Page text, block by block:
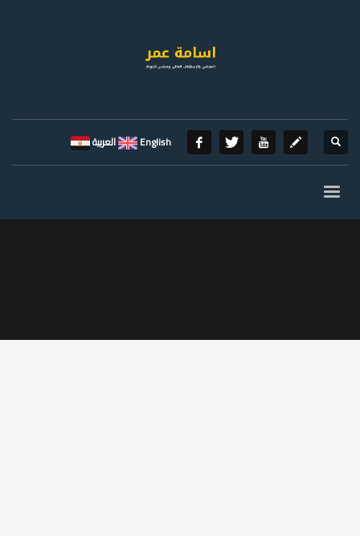
English